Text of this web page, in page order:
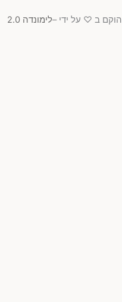
ב ♡ על ידי – לימונדה 2.0